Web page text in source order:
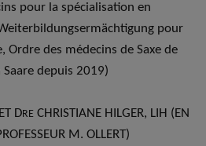
pour la spécialisation en
pour
Ordre des médecins de Saxe de
depuis 2019)
DRE CHRISTIANE HILGER, LIH (EN
M. OLLERT)